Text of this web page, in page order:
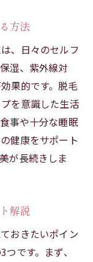
方法
、日々のセルフ
湿、紫外線対
果的です。脱毛
を意識した生活
事や十分な睡眠
健康をサポート
が長続きしま
解説
おきたいポイン
です。まず、